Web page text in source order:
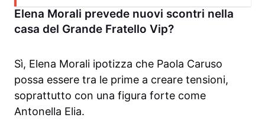
Elena Morali prevede nuovi scontri nella
casa del Grande Fratello Vip?
Sì, Elena Morali ipotizza che Paola Caruso
possa essere tra le prime a creare tensioni,
soprattutto con una figura forte come
Antonella Elia.